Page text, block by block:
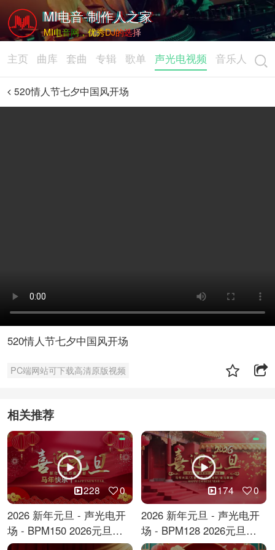
MI电音-制作人之家
MI电音网，优秀DJ的选择
主页 曲库 套曲 专辑 歌单 声光电视频 音乐人
520情人节七夕中国风开场
520情人节七夕中国风开场
PC端网站可下载高清原版视频
相关推荐
228 0
2026 新年元旦 - 声光电开
场 - BPM150 2026元旦跨
年倒计时
174 0
2026 新年元旦 - 声光电开
场 - BPM128 2026元旦马
年